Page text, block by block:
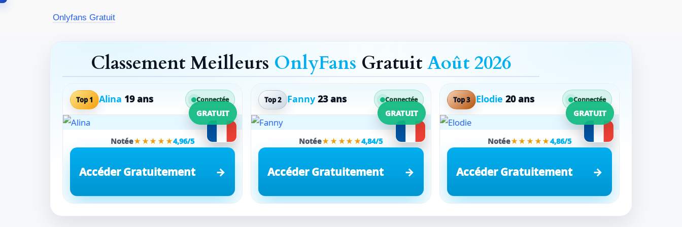
Onlyfans Gratuit
Classement Meilleurs OnlyFans GratuitAoût 2026
Top 1 Alina 19 ans Connectée
GRATUIT
Notée★★★★★4,96/5
Accéder Gratuitement
Top 2 Fanny 23 ans Connectée
GRATUIT
Notée★★★★★4,84/5
Accéder Gratuitement
Top 3 Elodie 20 ans Connectée
GRATUIT
Notée★★★★★4,86/5
Accéder Gratuitement